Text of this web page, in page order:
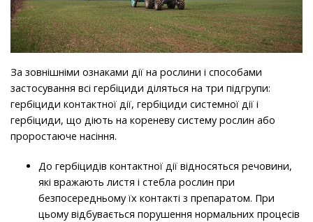
За зовнішніми ознаками дії на рослини і способами
застосування всі гербіциди діляться на три підгрупи:
гербіциди контактної дії, гербіциди системної дії і
гербіциди, що діють на кореневу систему рослин або
проростаюче насіння.
До гербіцидів контактної дії відносяться речовини,
які вражають листя і стебла рослин при
безпосередньому їх контакті з препаратом. При
цьому відбувається порушення нормальних процесів